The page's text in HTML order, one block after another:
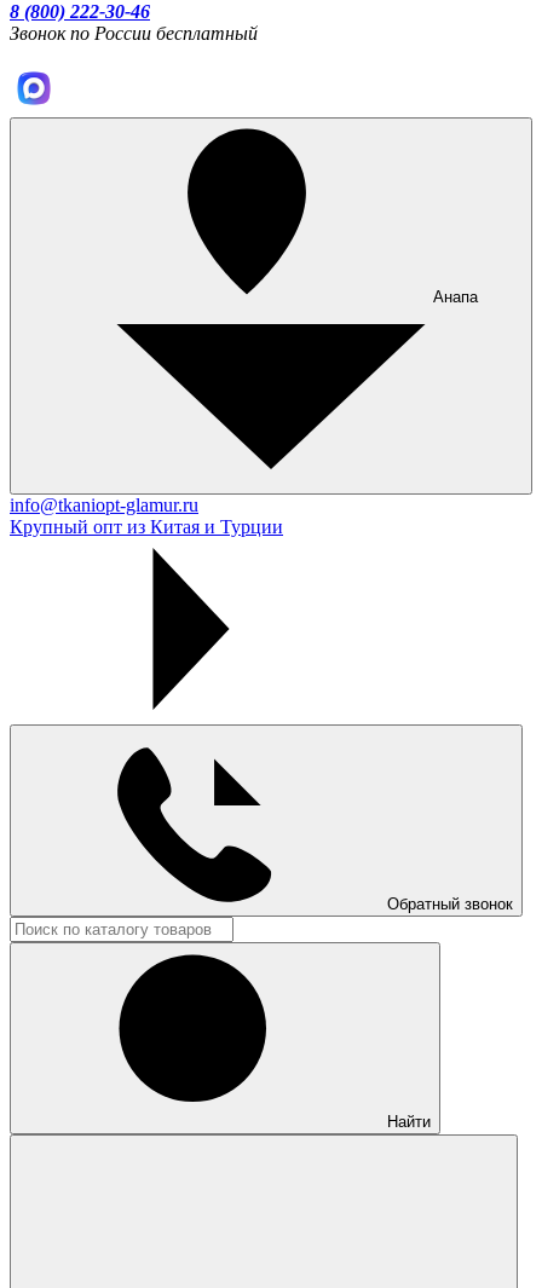
8 (800) 222-30-46
Звонок по России бесплатный
Анапа
info@tkaniopt-glamur.ru
Крупный опт из Китая и Турции
Обратный звонок
Найти